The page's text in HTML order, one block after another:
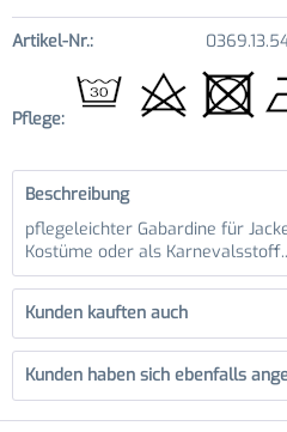
Artikel-Nr.:
Pflege:
Beschreibung
pflegeleichter Gabardine für
Kostüme oder als
Kunden kauften auch
Kunden haben sich ebenfalls